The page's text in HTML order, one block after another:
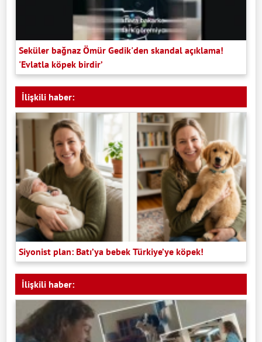
Seküler bağnaz Ömür Gedik'den skandal açıklama!
'Evlatla köpek birdir’
İlişkili haber:
Siyonist plan: Batı’ya bebek Türkiye’ye köpek!
İlişkili haber: